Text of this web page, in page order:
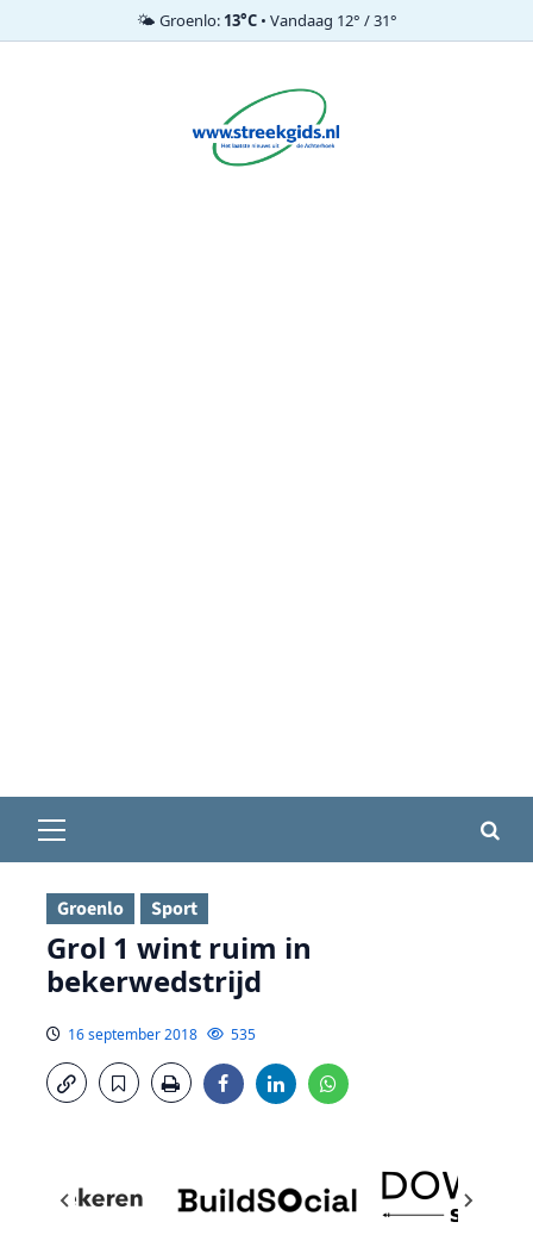
🌤️ Groenlo: 13°C• Vandaag 12° / 31°
menu
Groenlo Sport
Grol 1 wint ruim in
bekerwedstrijd
16 september 2018 535